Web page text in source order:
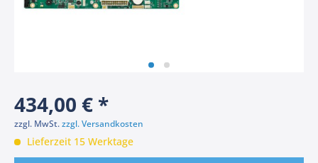
434,00 € *
zzgl. MwSt.zzgl. Versandkosten
Lieferzeit 15 Werktage